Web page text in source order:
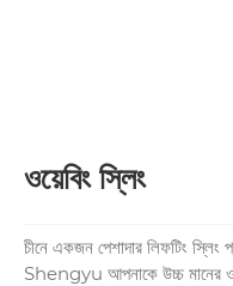
ওয়েবিং স্লিং
চীনে একজন পেশাদার লিফটিং স্লিং
Shengyu আপনাকে উচ্চ মানের